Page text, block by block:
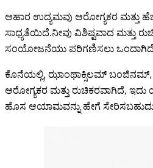
ಆಹಾರ ಉದ್ಯಮವು ಆರೋಗ್ಯಕರ ಮತ್ತು
ಸಾಧ್ಯತೆಯಿದೆ.ನೀವು ವಿಶಿಷ್ಟವಾದ
ಸಂಯೋಜನೆಯು ಪರಿಗಣಿಸಲು
ಕೊನೆಯಲ್ಲಿ, ಝಾಂಥಾಕ್ಸಿಲಮ್ ಬಂಜಿನಮ್,
ಆರೋಗ್ಯಕರ ಮತ್ತು ರುಚಿಕರವಾಗಿದೆ,
ಹೊಸ ಆಯಾಮವನ್ನು ಹೇಗೆ